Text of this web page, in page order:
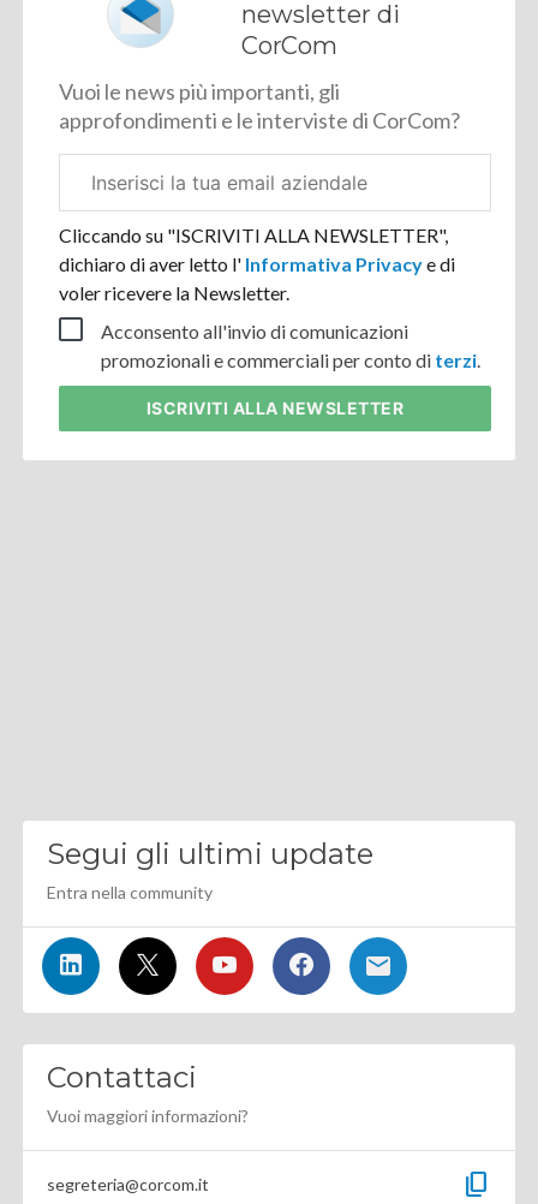
newsletter di
CorCom
Vuoi le news più importanti, gli
approfondimenti e le interviste di CorCom?
aziendale
Cliccando su "ISCRIVITI ALLA NEWSLETTER",
dichiaro di aver letto l' Informativa Privacye di
voler ricevere la Newsletter.
Acconsento all'invio di comunicazioni
promozionali e commerciali per conto di terzi.
ISCRIVITI ALLA NEWSLETTER
Segui gli ultimi update
Entra nella community
Contattaci
Vuoi maggiori informazioni?
segreteria@corcom.it content_copy